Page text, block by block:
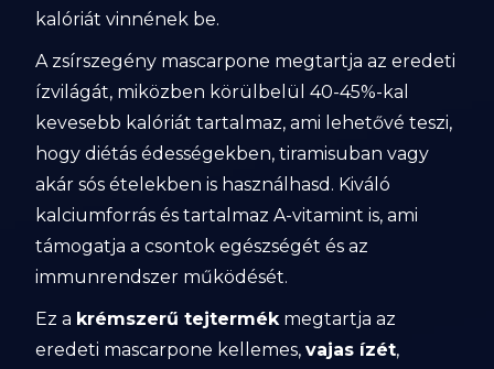
kalóriát vinnének be.
A zsírszegény mascarpone megtartja az eredeti
ízvilágát, miközben körülbelül 40-45%-kal
kevesebb kalóriát tartalmaz, ami lehetővé teszi,
hogy diétás édességekben, tiramisuban vagy
akár sós ételekben is használhasd. Kiváló
kalciumforrás és tartalmaz A-vitamint is, ami
támogatja a csontok egészségét és az
immunrendszer működését.
Ez a krémszerű tejtermékmegtartja az
eredeti mascarpone kellemes,vajas ízét,